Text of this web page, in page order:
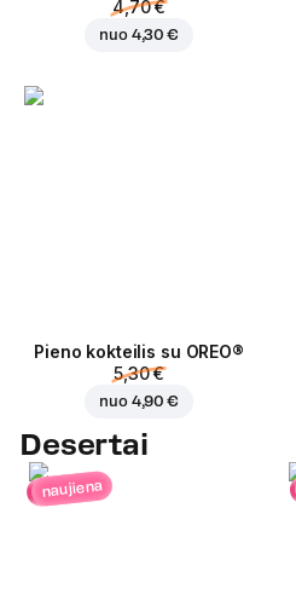
4,70 €
nuo 4,30 €
Pieno kokteilis su OREO®
5,30 €
nuo 4,90 €
Desertai
naujiena